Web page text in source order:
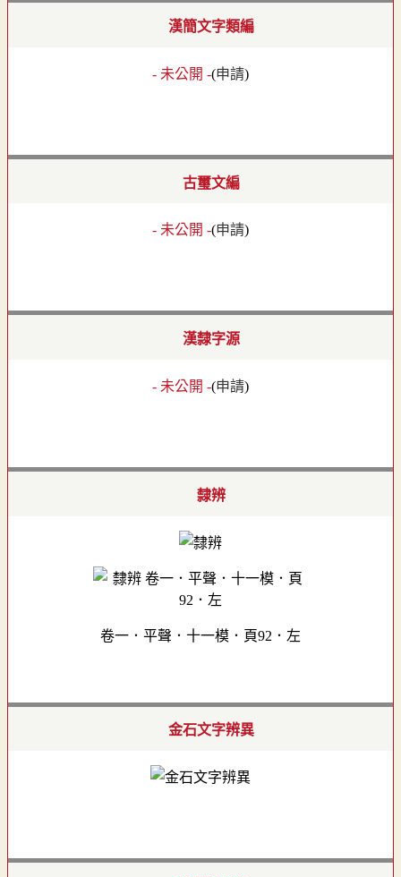
漢簡文字類編
- 未公開 -(申請)
古璽文編
- 未公開 -(申請)
漢隸字源
- 未公開 -(申請)
隸辨
卷一．平聲．十一模．頁92．左
金石文字辨異